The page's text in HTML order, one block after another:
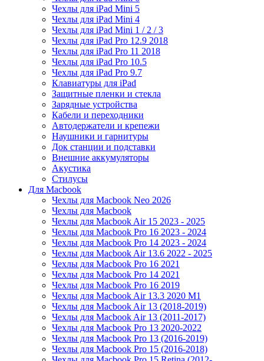
Чехлы для iPad Mini 5
Чехлы для iPad Mini 4
Чехлы для iPad Mini 1 / 2 / 3
Чехлы для iPad Pro 12.9 2018
Чехлы для iPad Pro 11 2018
Чехлы для iPad Pro 10.5
Чехлы для iPad Pro 9.7
Клавиатуры для iPad
Защитные пленки и стекла
Зарядные устройства
Кабели и переходники
Автодержатели и крепежи
Наушники и гарнитуры
Док станции и подставки
Внешние аккумуляторы
Акустика
Стилусы
Для Macbook
Чехлы для Macbook Neo 2026
Чехлы для Macbook
Чехлы для Macbook Air 15 2023 - 2025
Чехлы для Macbook Pro 16 2023 - 2024
Чехлы для Macbook Pro 14 2023 - 2024
Чехлы для Macbook Air 13.6 2022 - 2025
Чехлы для Macbook Pro 16 2021
Чехлы для Macbook Pro 14 2021
Чехлы для Macbook Pro 16 2019
Чехлы для Macbook Air 13.3 2020 M1
Чехлы для Macbook Air 13 (2018-2019)
Чехлы для Macbook Air 13 (2011-2017)
Чехлы для Macbook Pro 13 2020-2022
Чехлы для Macbook Pro 13 (2016-2019)
Чехлы для Macbook Pro 15 (2016-2018)